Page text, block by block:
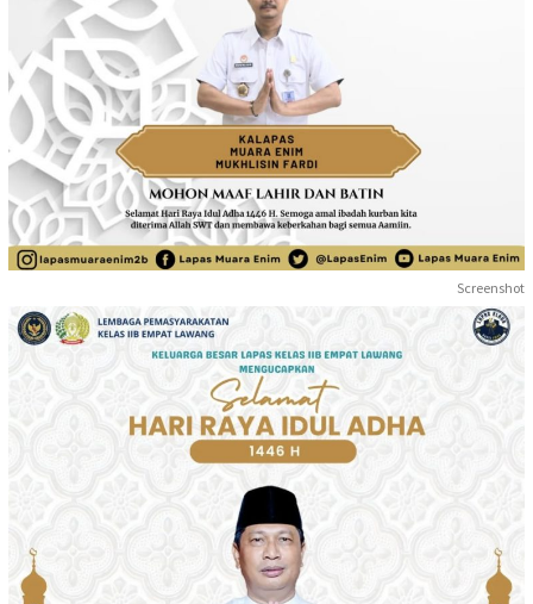
Screenshot